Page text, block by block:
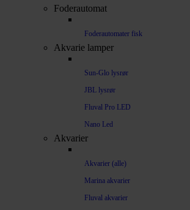
Foderautomat
Foderautomater fisk
Akvarie lamper
Sun-Glo lysrør
JBL lysrør
Fluval Pro LED
Nano Led
Akvarier
Akvarier (alle)
Marina akvarier
Fluval akvarier